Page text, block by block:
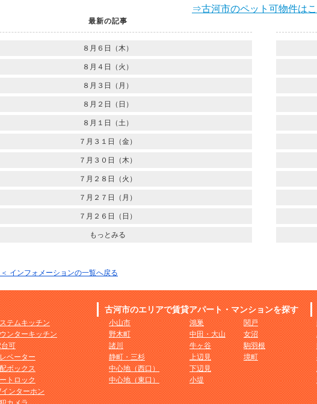
⇒古河市のペット可物件は
最新の記事
８月６日（木）
８月４日（火）
８月３日（月）
８月２日（日）
８月１日（土）
７月３１日（金）
７月３０日（木）
７月２８日（火）
７月２７日（月）
７月２６日（日）
もっとみる
＜ インフォメーションの一覧へ戻る
テムキッチン
ンターキッチン
可
ベーター
ボックス
トロック
インターホン
古河市のエリアで賃貸アパート・マンションを探す
小山市
野木町
諸川
静町・三杉
中心地（西口）
中心地（東口）
鴻巣
中田・大山
牛ヶ谷
上辺見
下辺見
小堤
関戸
女沼
駒羽根
境町